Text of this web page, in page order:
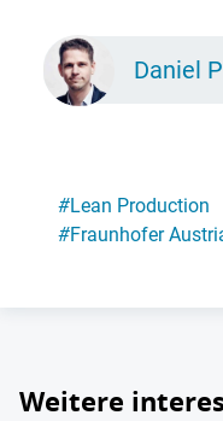
Daniel
#Lean Production
#Fraunhofer
Weitere